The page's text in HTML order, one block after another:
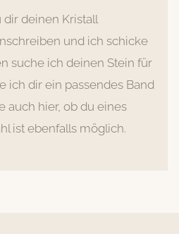
dir deinen Kristall
und ich schicke
suche ich deinen Stein für
ich dir ein passendes Band
auch hier, ob du eines
ist ebenfalls möglich.